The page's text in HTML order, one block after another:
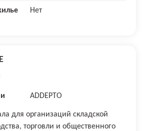
Нет
ADDEPTO
для организаций складской
торговли и общественного